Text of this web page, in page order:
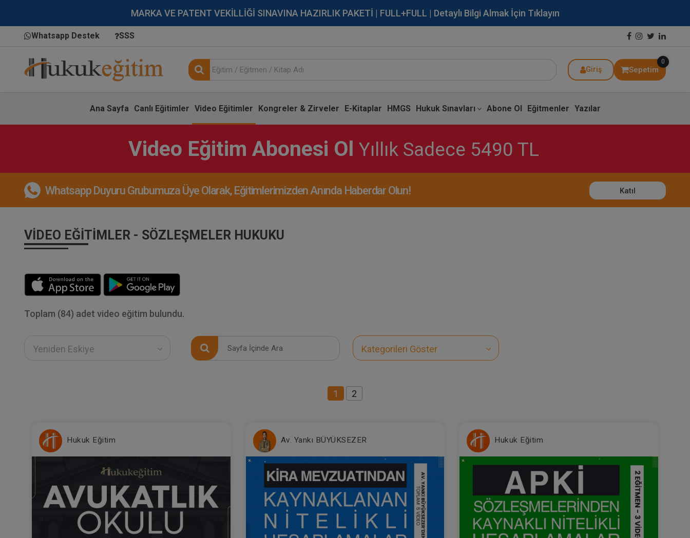
MARKA VE PATENT VEKİLLİĞİ SINAVINA HAZIRLIK PAKETİ | FULL+FULL | Detaylı Bilgi Almak İçin Tıklayın
Whatsapp Destek SSS
Giriş Sepetim
0
Ana Sayfa Canlı Eğitimler Video Eğitimler Kongreler & Zirveler E-Kitaplar HMGS Hukuk Sınavları Abone Ol Eğitmenler Yazılar
Video Eğitim Abonesi Ol Yıllık Sadece 5490 TL
Whatsapp Duyuru Grubumuza Üye Olarak, Eğitimlerimizden Anında Haberdar Olun! Katıl
VIDEO EĞITIMLER - SÖZLEŞMELER HUKUKU
Toplam (84) adet video eğitim bulundu.
Yeniden Eskiye Kategorileri Göster
1 2
Hukuk Eğitim Av. Yankı BÜYÜKSEZER Hukuk Eğitim